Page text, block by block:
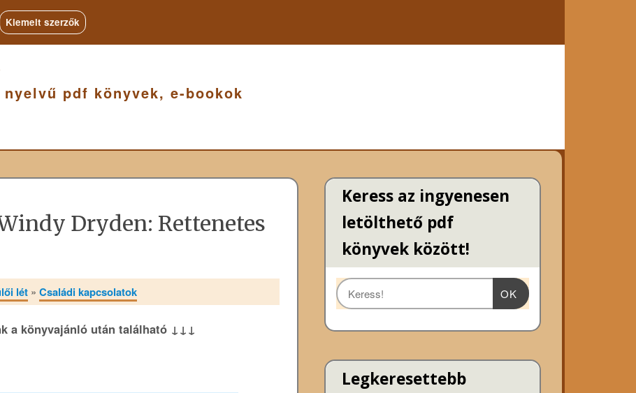
Kiemelt szerzők
pdf könyvek, e-bookok
Dryden: Rettenetes
lét »Családi kapcsolatok
a könyvajánló után található ↓↓↓
Keress az ingyenesen
letölthető pdf
könyvek között!
OK
Legkeresettebb